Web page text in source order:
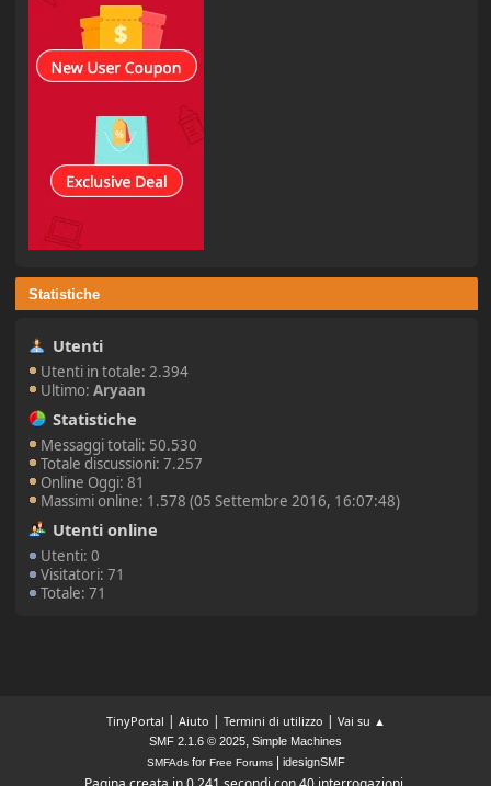
Statistiche
Utenti
Utenti in totale: 2.394
Ultimo:Aryaan
Statistiche
Messaggi totali: 50.530
Totale discussioni: 7.257
Online Oggi: 81
Massimi online: 1.578 (05 Settembre 2016, 16:07:48)
Utenti online
Utenti: 0
Visitatori: 71
Totale: 71
TinyPortal Aiuto Termini di utilizzo Vai su ▲
SMF 2.1.6 © 2025, Simple Machines
SMFAdsfor Free Forums| idesignSMF